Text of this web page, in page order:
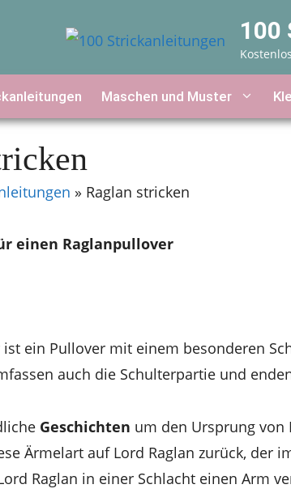
100
Maschen und Muster
» Raglan stricken
einen Raglanpullover
ist ein Pullover mit einem besonderen
auch die Schulterpartie und
Geschichten um den Ursprung von
Ärmelart auf Lord Raglan zurück, der
Raglan in einer Schlacht einen Arm